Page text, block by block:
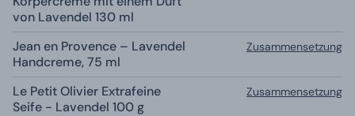
von Lavendel 130 ml
Jean en Provence – Lavendel
Handcreme, 75 ml
Zusammensetzung
Le Petit Olivier Extrafeine
Seife - Lavendel 100 g
Zusammensetzung